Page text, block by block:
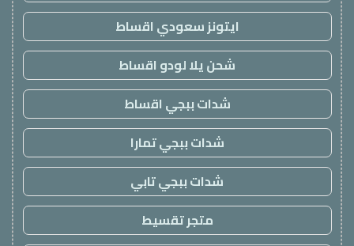
ايتونز سعودي اقساط
شحن يلا لودو اقساط
شدات ببجي اقساط
شدات ببجي تمارا
شدات ببجي تابي
متجر تقسيط